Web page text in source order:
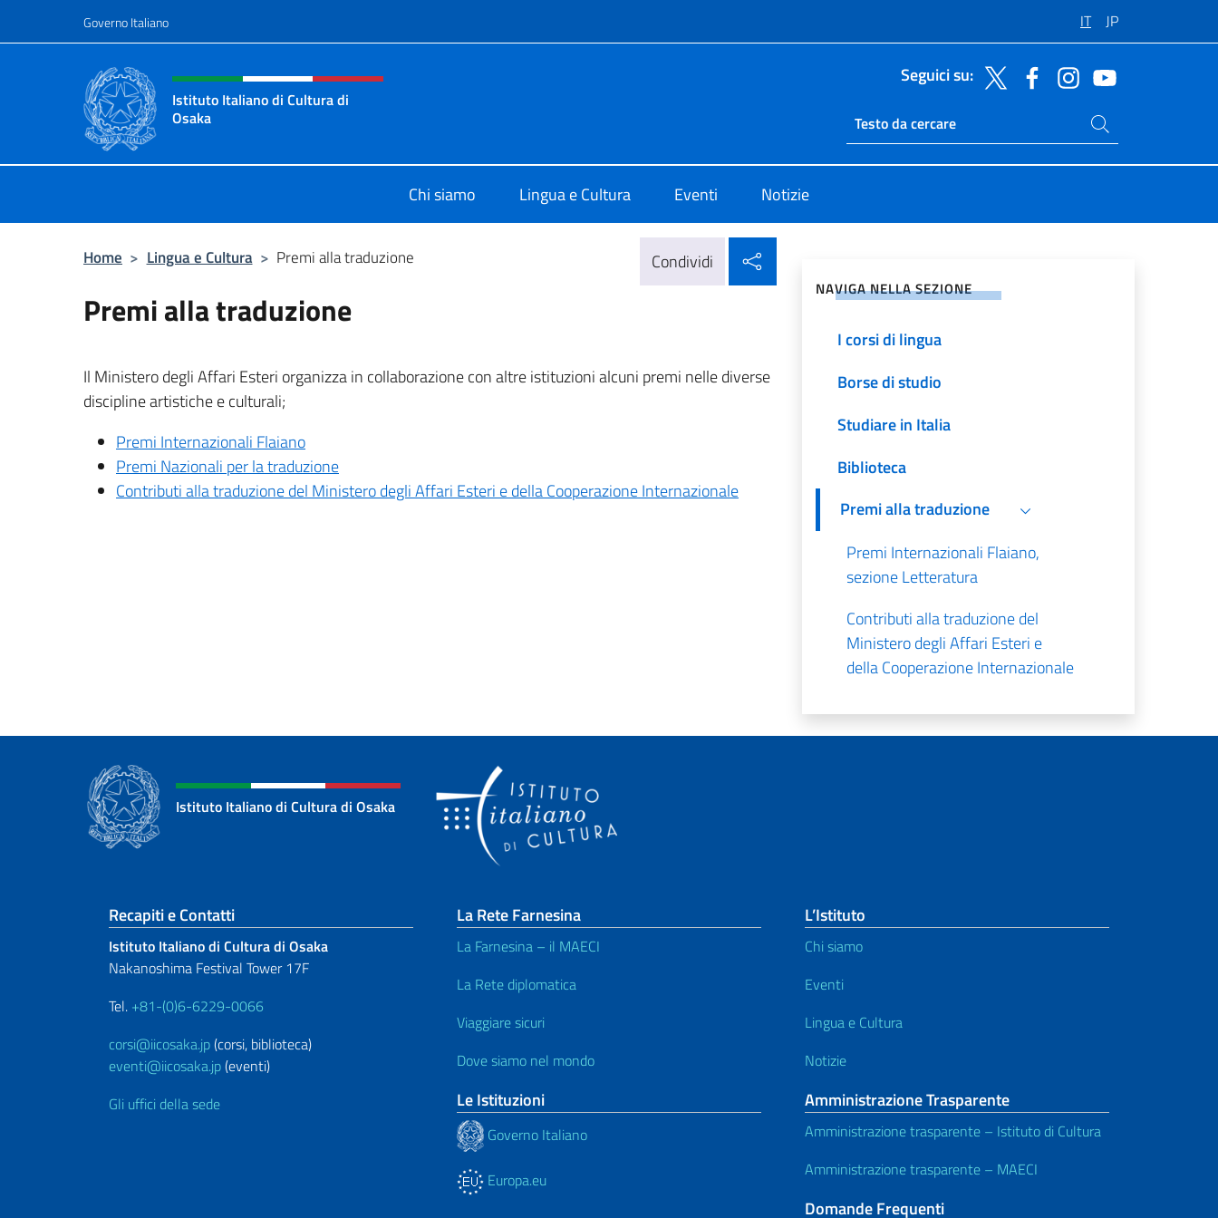
Governo Italiano IT JP
Intestazione sito, social e menù
Istituto Italiano di Cultura di
Osaka
Seguici su:
Ricerca sito live
Cerca nel sito
Chi siamo Lingua e Cultura Eventi Notizie
Home > Lingua e Cultura > Premi alla traduzione Condividi
Premi alla traduzione
Il Ministero degli Affari Esteri organizza in collaborazione con altre istituzioni alcuni premi nelle diverse
discipline artistiche e culturali;
Premi Internazionali Flaiano
Premi Nazionali per la traduzione
Contributi alla traduzione del Ministero degli Affari Esteri e della Cooperazione Internazionale
NAVIGA NELLA SEZIONE
I corsi di lingua
Borse di studio
Studiare in Italia
Biblioteca
Premi alla traduzione
Premi Internazionali Flaiano,
sezione Letteratura
Contributi alla traduzione del
Ministero degli Affari Esteri e
della Cooperazione Internazionale
Istituto Italiano di Cultura di Osaka
Sezione footer
Recapiti e Contatti
Istituto Italiano di Cultura di Osaka
Nakanoshima Festival Tower 17F
Tel. +81-(0)6-6229-0066
corsi@iicosaka.jp(corsi, biblioteca)
eventi@iicosaka.jp(eventi)
Gli uffici della sede
La Rete Farnesina
La Farnesina – il MAECI
La Rete diplomatica
Viaggiare sicuri
Dove siamo nel mondo
Le Istituzioni
Governo Italiano
Europa.eu
L’Istituto
Chi siamo
Eventi
Lingua e Cultura
Notizie
Amministrazione Trasparente
Amministrazione trasparente – Istituto di Cultura
Amministrazione trasparente – MAECI
Domande Frequenti